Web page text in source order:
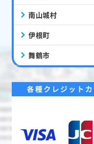
南山城村
伊根町
舞鶴市